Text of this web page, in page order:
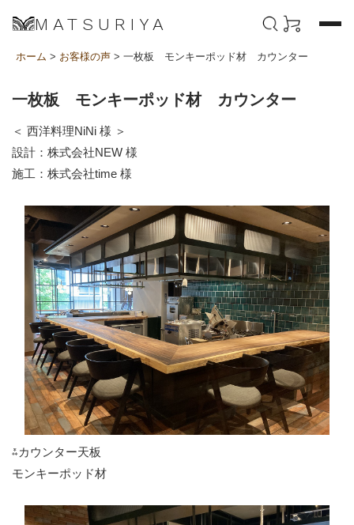
MATSURIYA
ホーム > お客様の声 > 一枚板 モンキーポッド材 カウンター
一枚板 モンキーポッド材 カウンター
＜ 西洋料理NiNi 様 ＞
設計：株式会社NEW 様
施工：株式会社time 様
⁂カウンター天板
モンキーポッド材